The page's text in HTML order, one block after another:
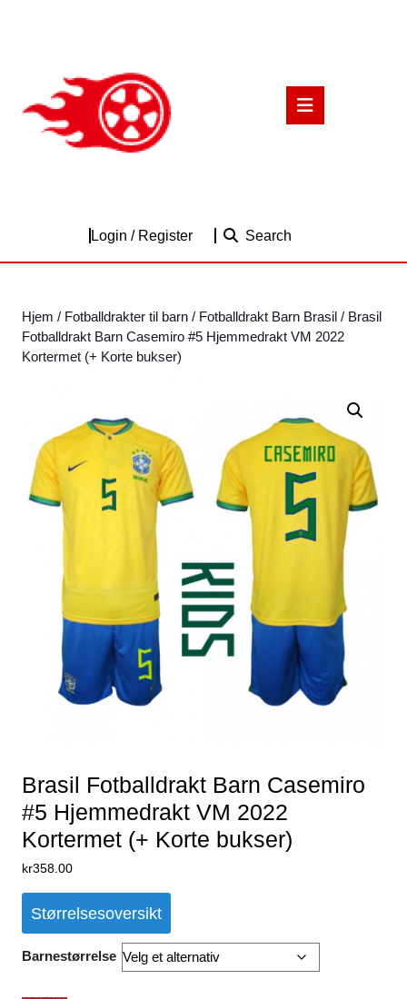
Login / RegisterLogin
Search
Hjem / Fotballdrakter til barn / Fotballdrakt Barn Brasil / Brasil
Fotballdrakt Barn Casemiro #5 Hjemmedrakt VM 2022
Kortermet (+ Korte bukser)
Brasil Fotballdrakt Barn Casemiro
#5 Hjemmedrakt VM 2022
Kortermet (+ Korte bukser)
kr358.00
Størrelsesoversikt
Barnestørrelse